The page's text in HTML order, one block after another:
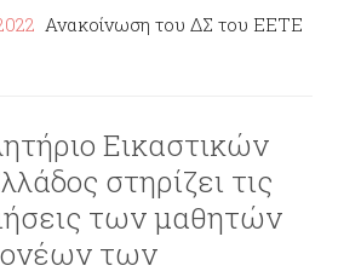
Ανακοίνωση του ΔΣ του ΕΕΤΕ
Εικαστικών
στηρίζει τις
των μαθητών
των